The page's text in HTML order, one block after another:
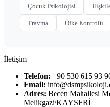
Çocuk Psikolojisi
Travma Öfke Kontrolü
İletişim
Telefon: +90 530 615 93
Email:
Adres: Becen Mahallesi
Melikgazi/KAYSERİ